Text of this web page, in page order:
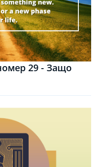
29 - Защо